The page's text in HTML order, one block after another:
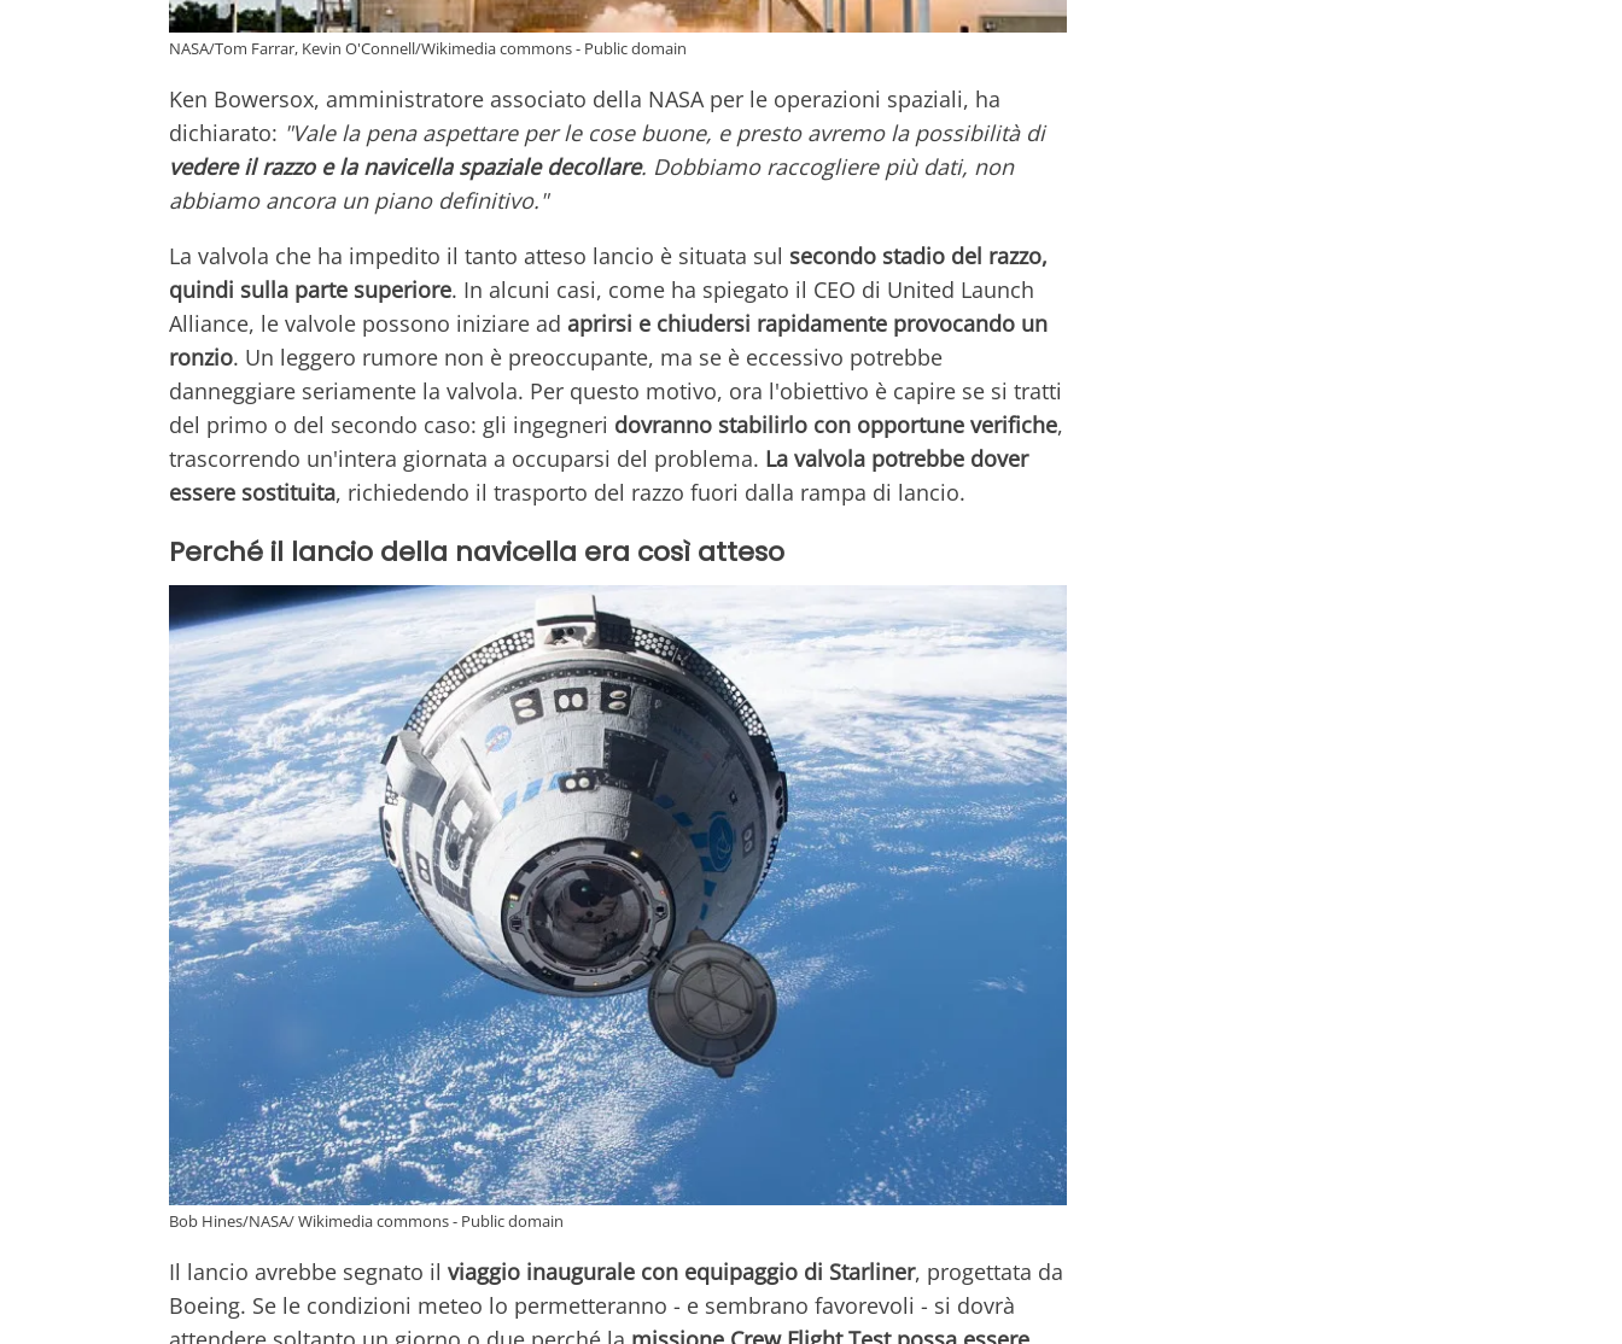
NASA/Tom Farrar, Kevin O'Connell/Wikimedia commons - Public domain
Ken Bowersox, amministratore associato della NASA per le operazioni spaziali, ha
dichiarato: "Vale la pena aspettare per le cose buone, e presto avremo la possibilità di
vedere il razzo e la navicella spaziale decollare. Dobbiamo raccogliere più dati, non
abbiamo ancora un piano definitivo."
La valvola che ha impedito il tanto atteso lancio è situata sul secondo stadio del razzo,
quindi sulla parte superiore. In alcuni casi, come ha spiegato il CEO di United Launch
Alliance, le valvole possono iniziare ad aprirsi e chiudersi rapidamente provocando un
ronzio. Un leggero rumore non è preoccupante, ma se è eccessivo potrebbe
danneggiare seriamente la valvola. Per questo motivo, ora l'obiettivo è capire se si tratti
del primo o del secondo caso: gli ingegneri dovranno stabilirlo con opportune verifiche,
trascorrendo un'intera giornata a occuparsi del problema. La valvola potrebbe dover
essere sostituita, richiedendo il trasporto del razzo fuori dalla rampa di lancio.
Perché il lancio della navicella era così atteso
Bob Hines/NASA/ Wikimedia commons - Public domain
Il lancio avrebbe segnato il viaggio inaugurale con equipaggio di Starliner, progettata da
Boeing. Se le condizioni meteo lo permetteranno - e sembrano favorevoli - si dovrà